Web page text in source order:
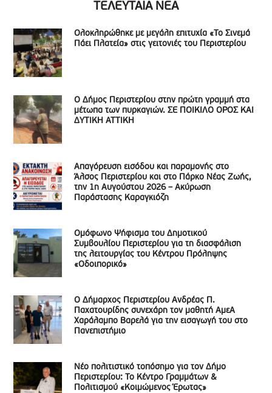
ΤΕΛΕΥΤΑΙΑ ΝΕΑ
Ολοκληρώθηκε με μεγάλη επιτυχία «Το Σινεμά
Πάει Πλατεία» στις γειτονιές του Περιστερίου
Ο Δήμος Περιστερίου στην πρώτη γραμμή στα
μέτωπα των πυρκαγιών. ΣΕ ΠΟΙΚΙΛΟ ΟΡΟΣ ΚΑΙ
ΔΥΤΙΚΗ ΑΤΤΙΚΗ
Απαγόρευση εισόδου και παραμονής στο
Άλσος Περιστερίου και στο Πάρκο Νέας Ζωής,
την 1η Αυγούστου 2026 – Ακύρωση
Παράστασης Καραγκιόζη
Ομόφωνο Ψήφισμα του Δημοτικού
Συμβουλίου Περιστερίου για τη διασφάλιση
της λειτουργίας του Κέντρου Πρόληψης
«Οδοιπορικό»
Ο Δήμαρχος Περιστερίου Ανδρέας Π.
Παχατουρίδης συνεχάρη τον μαθητή ΑμεΑ
Χαράλαμπο Βαρελά για την εισαγωγή του στο
Πανεπιστήμιο
Νέο πολιτιστικό τοπόσημο για τον Δήμο
Περιστερίου: Το Κέντρο Γραμμάτων &
Πολιτισμού «Κοιμώμενος Έρωτας»